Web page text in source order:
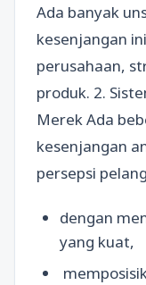
Ada banyak
kesenjangan
perusahaan,
produk. 2.
Merek Ada
kesenjangan
persepsi
dengan
yang kuat,